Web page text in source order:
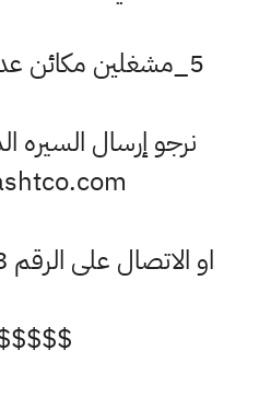
نرجو إرسال السيره
او الاتصال على الرقم 07835772348
$$$$$$